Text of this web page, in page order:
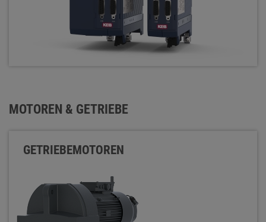
MOTOREN & GETRIEBE
GETRIEBEMOTOREN